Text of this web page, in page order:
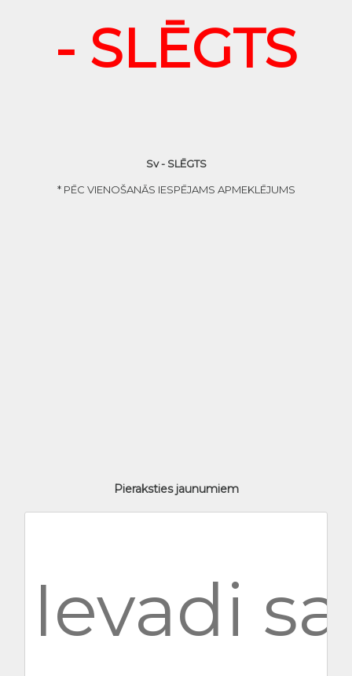
- SLĒGTS
Sv - SLĒGTS
* PĒC VIENOŠANĀS IESPĒJAMS APMEKLĒJUMS
Pieraksties jaunumiem